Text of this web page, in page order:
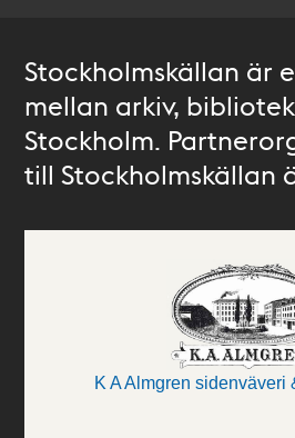
Stockholmskällan är
mellan arkiv,
Stockholm.
till Stockholmskällan
K A Almgren sidenväveri